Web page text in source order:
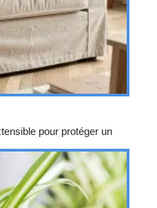
pour protéger un